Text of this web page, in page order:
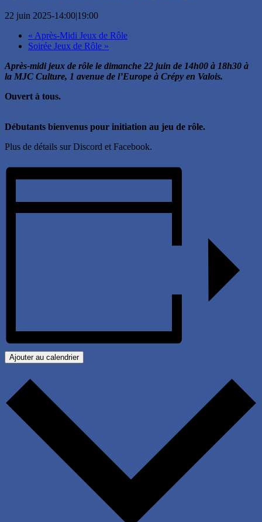
22 juin 2025-14:00|19:00
« Après-Midi Jeux de Rôle
Soirée Jeux de Rôle »
Après-midi jeux de rôle le dimanche 22 juin de 14h00 à 18h30 à
la MJC Culture, 1 avenue de l’Europe à Crépy en Valois.
Ouvert à tous.
Débutants bienvenus pour initiation au jeu de rôle.
Plus de détails sur Discord et Facebook.
Ajouter au calendrier